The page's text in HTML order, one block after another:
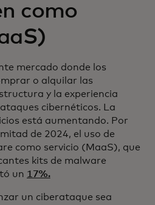
como
mercado donde los
o alquilar las
y la experiencia
cibernéticos. La
está aumentando. Por
de 2024, el uso de
como servicio (MaaS), que
kits de malware
un 17%.
un ciberataque sea